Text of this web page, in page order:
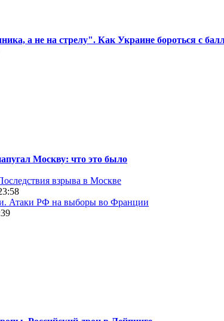
а не на стрелу". Как Украине бороться с
Москву: что это было
взрыва в Москве
Атаки РФ на выборы во Франции